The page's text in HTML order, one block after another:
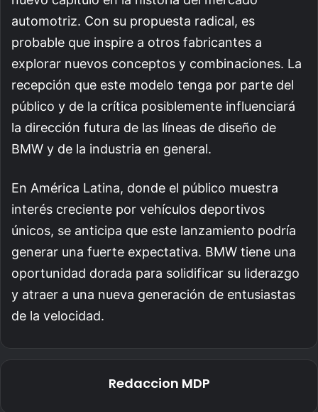
automotriz. Con su propuesta radical, es
probable que inspire a otros fabricantes a
explorar nuevos conceptos y combinaciones. La
recepción que este modelo tenga por parte del
público y de la crítica posiblemente influenciará
la dirección futura de las líneas de diseño de
BMW y de la industria en general.
En América Latina, donde el público muestra
interés creciente por vehículos deportivos
únicos, se anticipa que este lanzamiento podría
generar una fuerte expectativa. BMW tiene una
oportunidad dorada para solidificar su liderazgo
y atraer a una nueva generación de entusiastas
de la velocidad.
Redaccion MDP